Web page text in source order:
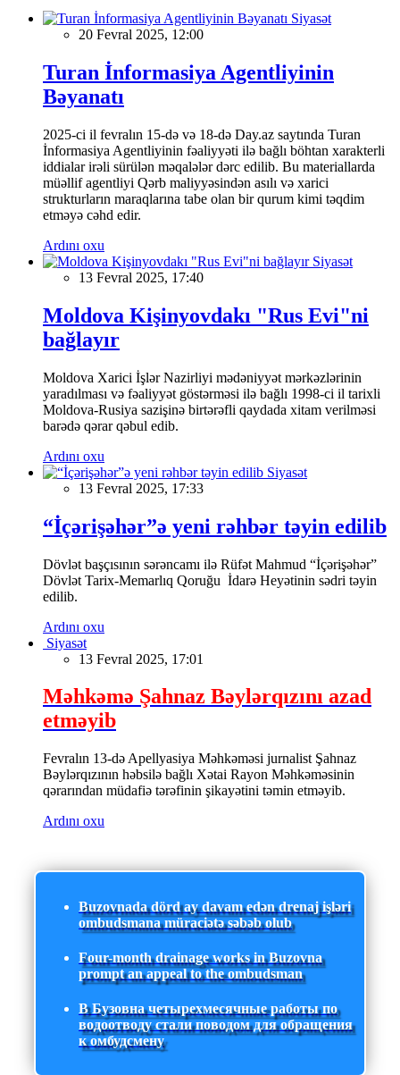
Siyasət
20 Fevral 2025, 12:00
Turan İnformasiya Agentliyinin
Bəyanatı
2025-ci il fevralın 15-də və 18-də Day.az saytında Turan
İnformasiya Agentliyinin fəaliyyəti ilə bağlı böhtan xarakterli
iddialar irəli sürülən məqalələr dərc edilib. Bu materiallarda
müəllif agentliyi Qərb maliyyəsindən asılı və xarici
strukturların maraqlarına tabe olan bir qurum kimi təqdim
etməyə cəhd edir.
Ardını oxu
Siyasət
13 Fevral 2025, 17:40
Moldova Kişinyovdakı "Rus Evi"ni
bağlayır
Moldova Xarici İşlər Nazirliyi mədəniyyət mərkəzlərinin
yaradılması və fəaliyyət göstərməsi ilə bağlı 1998-ci il tarixli
Moldova-Rusiya sazişinə birtərəfli qaydada xitam verilməsi
barədə qərar qəbul edib.
Ardını oxu
Siyasət
13 Fevral 2025, 17:33
“İçərişəhər”ə yeni rəhbər təyin edilib
Dövlət başçısının sərəncamı ilə Rüfət Mahmud “İçərişəhər”
Dövlət Tarix-Memarlıq Qoruğu İdarə Heyətinin sədri təyin
edilib.
Ardını oxu
Siyasət
13 Fevral 2025, 17:01
Məhkəmə Şahnaz Bəylərqızını azad
etməyib
Fevralın 13-də Apellyasiya Məhkəməsi jurnalist Şahnaz
Bəylərqızının həbsilə bağlı Xətai Rayon Məhkəməsinin
qərarından müdafiə tərəfinin şikayətini təmin etməyib.
Ardını oxu
Buzovnada dörd ay davam edən drenaj işləri
ombudsmana müraciətə səbəb olub
Four-month drainage works in Buzovna
prompt an appeal to the ombudsman
В Бузовна четырехмесячные работы по
водоотводу стали поводом для обращения
к омбудсмену